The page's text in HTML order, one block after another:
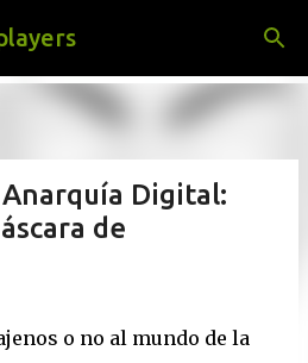
principal
Digital:
de
o no al mundo de la